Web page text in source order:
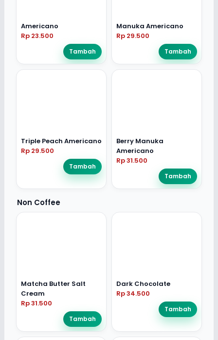
Americano
Rp 23.500
Tambah
Manuka Americano
Rp 29.500
Tambah
Triple Peach Americano
Rp 29.500
Tambah
Berry Manuka
Americano
Rp 31.500
Tambah
Non Coffee
Matcha Butter Salt
Cream
Rp 31.500
Tambah
Dark Chocolate
Rp 34.500
Tambah